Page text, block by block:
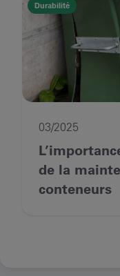
Durabilité
03/2025
de la
conteneurs